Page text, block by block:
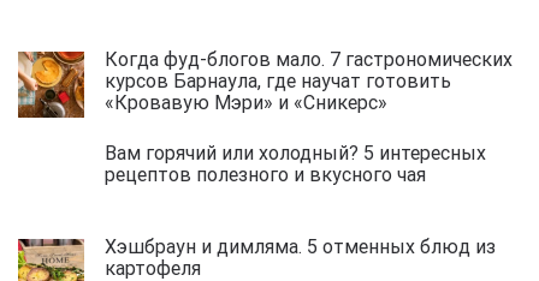
Когда фуд-блогов мало. 7 гастрономических
курсов Барнаула, где научат готовить
«Кровавую Мэри» и «Сникерс»
Вам горячий или холодный? 5 интересных
рецептов полезного и вкусного чая
Хэшбраун и димляма. 5 отменных блюд из
картофеля